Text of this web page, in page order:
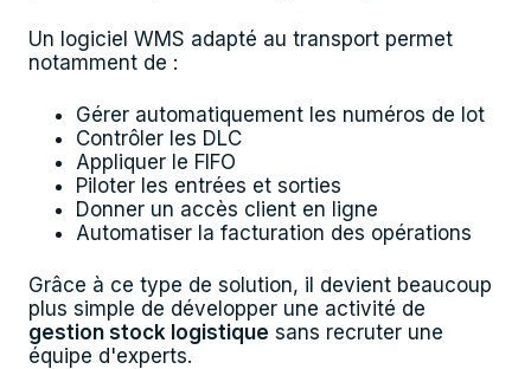
Un logiciel WMS adapté au transport permet
notamment de :
Gérer automatiquement les numéros de lot
Contrôler les DLC
Appliquer le FIFO
Piloter les entrées et sorties
Donner un accès client en ligne
Automatiser la facturation des opérations
Grâce à ce type de solution, il devient beaucoup
plus simple de développer une activité de
gestion stock logistique sans recruter une
équipe d'experts.